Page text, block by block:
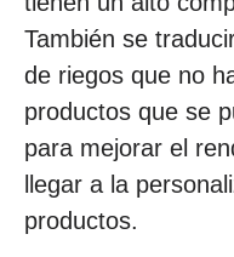
También se
de riegos que no
productos que se
para mejorar el
llegar a la
productos.